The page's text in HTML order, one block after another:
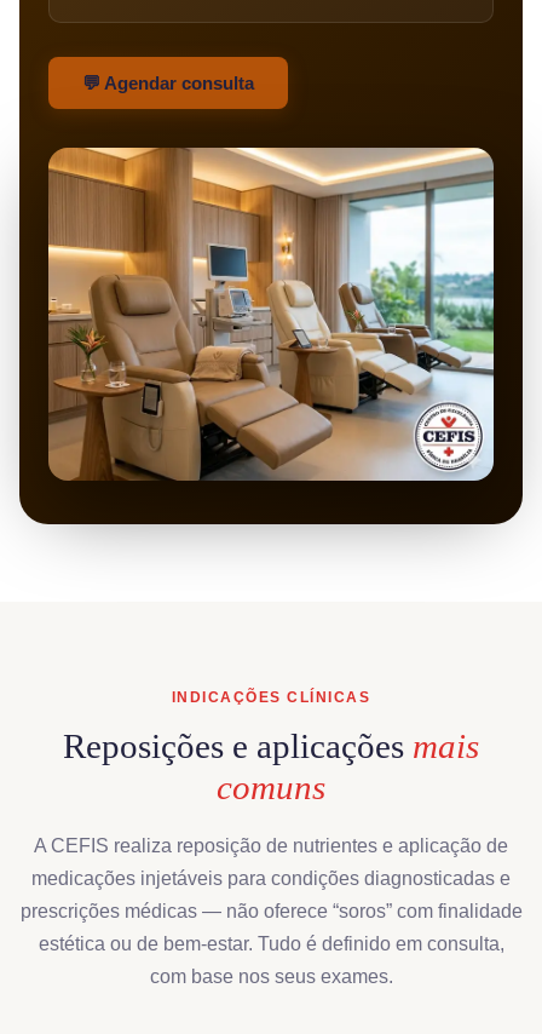
💬 Agendar consulta
INDICAÇÕES CLÍNICAS
Reposições e aplicações mais
comuns
A CEFIS realiza reposição de nutrientes e aplicação de
medicações injetáveis para condições diagnosticadas e
prescrições médicas — não oferece “soros” com finalidade
estética ou de bem-estar. Tudo é definido em consulta,
com base nos seus exames.